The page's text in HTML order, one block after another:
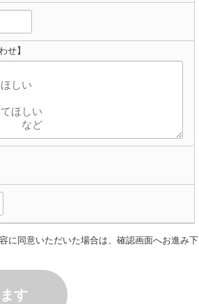
せ】
に同意いただいた場合は、確認画面へお進み下
す